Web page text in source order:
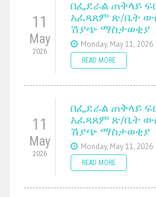
11
May
2026
በፌደራል ጠቅላይ
አፈጻጸም ጽ/ቤት
ሽያጭ ማስታወቂያ
Monday, May 11, 2026
READ MORE
11
May
2026
በፌደራል ጠቅላይ
አፈጻጸም ጽ/ቤት
ሽያጭ ማስታወቂያ
Monday, May 11, 2026
READ MORE